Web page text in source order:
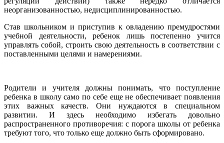
неорганизованностью, недисциплинированностью.
Став школьником и приступив к овладению премудростями
учебной деятельности, ребенок лишь постепенно учится
управлять собой, строить свою деятельность в соответствии с
поставленными целями и намерениями.
Родители и учителя должны понимать, что поступление
ребенка в школу само по себе еще не обеспечивает появления
этих важных качеств. Они нуждаются в специальном
развитии. И здесь необходимо избегать довольно
распространенного противоречия: с порога школы от ребенка
требуют того, что только еще должно быть сформировано.